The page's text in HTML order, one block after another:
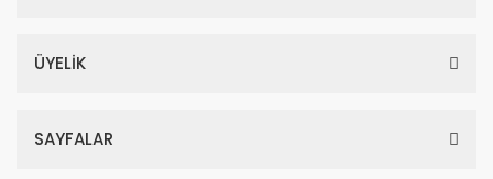
ÜYELİK
SAYFALAR